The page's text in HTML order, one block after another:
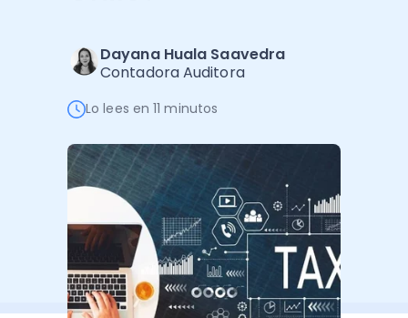
Ver todo
Ver Todo
Dayana Huala Saavedra
Contadora Auditora
Lo lees en 11 minutos